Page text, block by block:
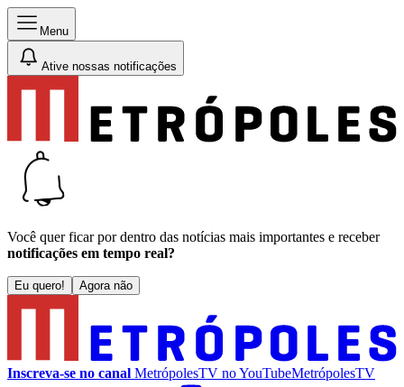
Menu
Ative nossas notificações
Você quer ficar por dentro das notícias mais importantes e receber
notificações em tempo real?
Eu quero! Agora não
Inscreva-se no canal MetrópolesTV noYouTubeMetrópolesTV